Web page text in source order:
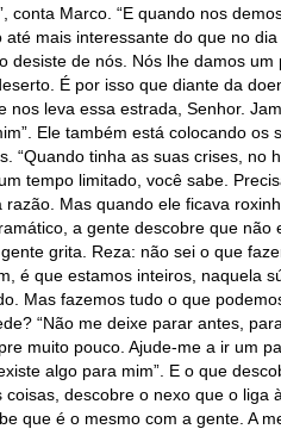
conta Marco. “E quando nos
até mais interessante do que no
desiste de nós. Nós lhe damos
É por isso que diante da
nos leva essa estrada, Senhor.
Ele também está colocando os
“Quando tinha as suas crises, no
tempo limitado, você sabe.
razão. Mas quando ele ficava
a gente descobre que não
grita. Reza: não sei o que
é que estamos inteiros, naquela
Mas fazemos tudo o que
“Não me deixe parar antes,
muito pouco. Ajude-me a ir um
algo para mim”. E o que
coisas, descobre o nexo que o liga
que é o mesmo com a gente. A